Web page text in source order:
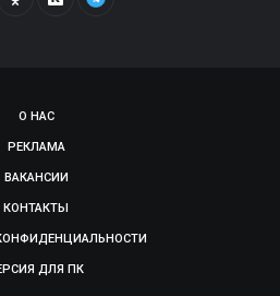
О НАС
РЕКЛАМА
ВАКАНСИИ
КОНТАКТЫ
ДЛЯ ПК